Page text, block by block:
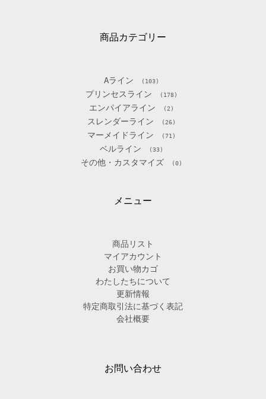
商品カテゴリー
Aライン (103)
プリンセスライン (178)
エンパイアライン (2)
スレンダーライン (26)
マーメイドライン (71)
ベルライン (33)
その他・カスタマイズ (0)
メニュー
商品リスト
マイアカウント
お買い物カゴ
わたしたちについて
更新情報
特定商取引法に基づく表記
会社概要
お問い合わせ